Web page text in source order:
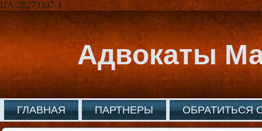
UA-28273397-1
Адвокаты
ГЛАВНАЯ ПАРТНЕРЫ ОБРАТИТЬСЯ